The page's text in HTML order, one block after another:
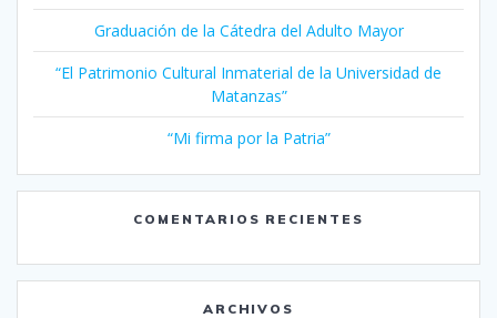
Graduación de la Cátedra del Adulto Mayor
“El Patrimonio Cultural Inmaterial de la Universidad de
Matanzas”
“Mi firma por la Patria”
COMENTARIOS RECIENTES
ARCHIVOS